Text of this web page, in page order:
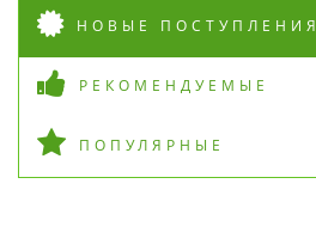
НОВЫЕ ПОСТУПЛЕНИЯ
РЕКОМЕНДУЕМЫЕ
ПОПУЛЯРНЫЕ